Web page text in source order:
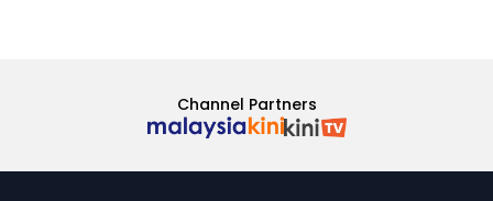
Channel Partners